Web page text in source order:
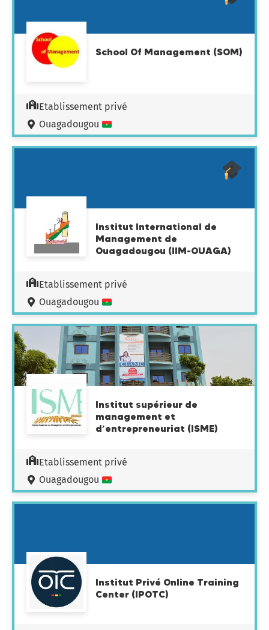
School Of Management (SOM)
Etablissement privé
Ouagadougou
Institut International de
Management de
Ouagadougou (IIM-OUAGA)
Etablissement privé
Ouagadougou
Institut supérieur de
management et
d’entrepreneuriat (ISME)
Etablissement privé
Ouagadougou
Institut Privé Online Training
Center (IPOTC)